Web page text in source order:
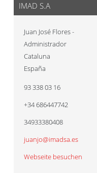
IMAD S.A
Juan José Flores -
Administrador
Cataluna
España
93 338 03 16
+34 686447742
34933380408
juanjo@imadsa.es
Webseite besuchen